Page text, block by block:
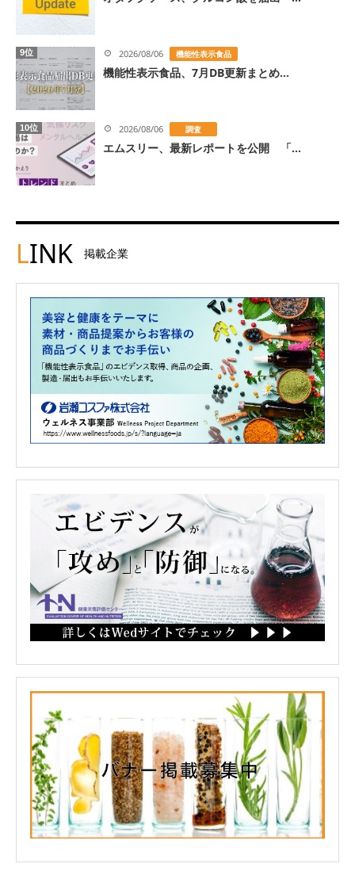
9位 2026/08/06 機能性表示食品
機能性表示食品、7月DB更新まとめ...
10位 2026/08/06 調査
エムスリー、最新レポートを公開 「...
LINK 掲載企業